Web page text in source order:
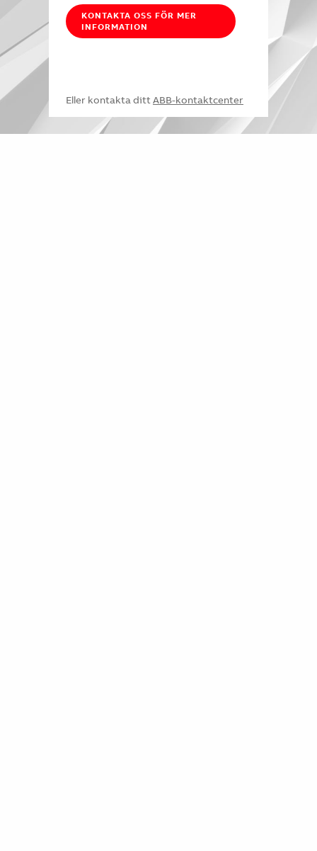
KONTAKTA OSS FÖR MER
INFORMATION
Eller kontakta dittABB-kontaktcenter